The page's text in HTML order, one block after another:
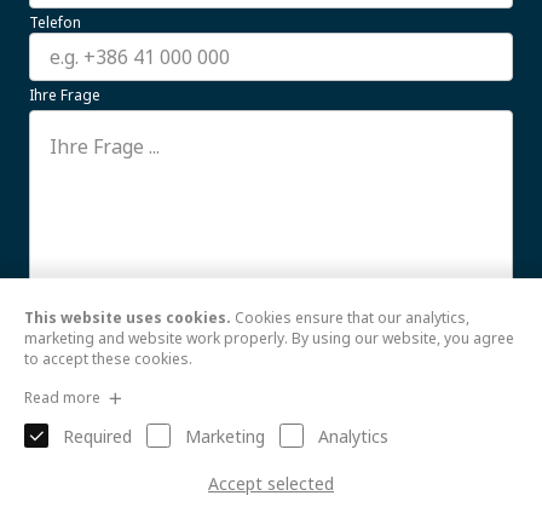
Telefon
Ihre Frage
Ich stimme der Verwendung meiner hierWeiterlesen
This website uses cookies. Cookies ensure that our analytics,
marketing and website work properly. By using our website, you agree
to accept these cookies.
Read more
Required Marketing Analytics
Accept selected